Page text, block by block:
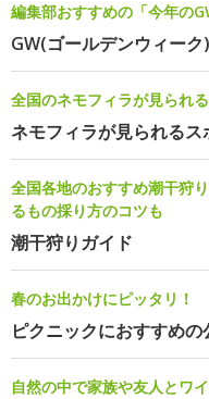
編集部おすすめの「今年の
GW(ゴールデンウィー
全国のネモフィラが見られ
ネモフィラが見られるス
全国各地のおすすめ潮干狩
るもの採り方のコツも
潮干狩りガイド
春のお出かけにピッタリ！
ピクニックにおすすめの
自然の中で家族や友人とワ